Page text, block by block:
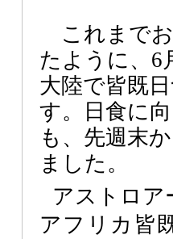
これまで
たように、6
大陸で皆既
す。日食に
も、先週末
ました。
アストロア
アフリカ皆